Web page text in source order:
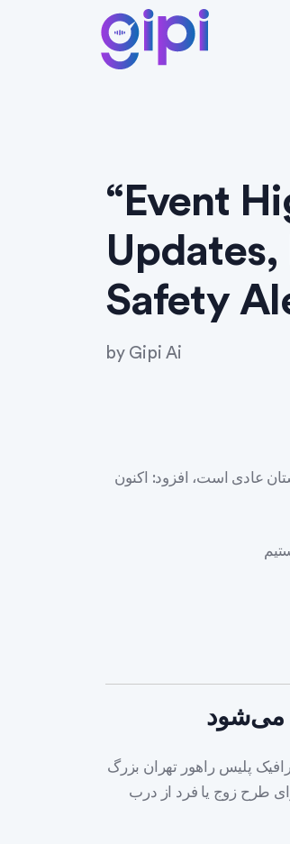
“Event
Updates,
Safety
by Gipi Ai
عادی است، افزود: اکنون
می‌شود
پلیس راهور تهران بزرگ
طرح زوج یا فرد از درب